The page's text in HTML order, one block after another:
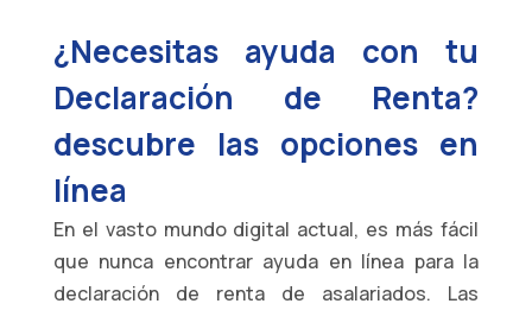
¿Necesitas ayuda con tu
Declaración de Renta?
descubre las opciones en
línea
En el vasto mundo digital actual, es más fácil
que nunca encontrar ayuda en línea para la
declaración de renta de asalariados. Las